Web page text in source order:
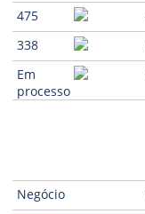
475
338
Em
processo
Negócio